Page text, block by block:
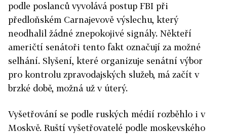
podle poslanců vyvolává postup FBI při
předloňském Carnajevově výslechu, který
neodhalil žádné znepokojivé signály. Někteří
američtí senátoři tento fakt označují za možné
selhání. Slyšení, které organizuje senátní výbor
pro kontrolu zpravodajských služeb, má začít v
brzké době, možná už v úterý.
Vyšetřování se podle ruských médií rozběhlo i v
Moskvě. Ruští vyšetřovatelé podle moskevského